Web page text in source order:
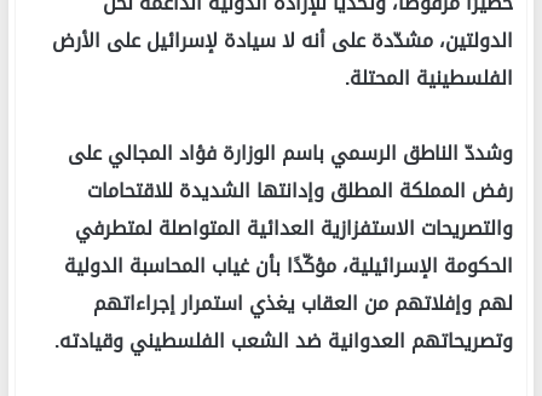
الدولتين، مشدّدة على أنه لا سيادة لإسرائيل على الأرض
الفلسطينية المحتلة.
وشددّ الناطق الرسمي باسم الوزارة فؤاد المجالي على
رفض المملكة المطلق وإدانتها الشديدة للاقتحامات
والتصريحات الاستفزازية العدائية المتواصلة لمتطرفي
الحكومة الإسرائيلية، مؤكّدًا بأن غياب المحاسبة الدولية
لهم وإفلاتهم من العقاب يغذي استمرار إجراءاتهم
وتصريحاتهم العدوانية ضد الشعب الفلسطيني وقيادته.